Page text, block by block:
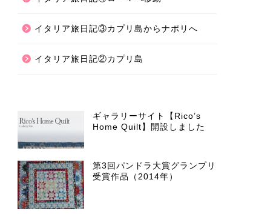
イタリア旅日記③カプリ島からナポリへ
イタリア旅日記②カプリ島
ギャラリーサイト【Rico’s
Home Quilt】開設しました
第3回パンドラ大賞グランプリ
受賞作品（2014年）